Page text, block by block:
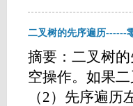
二叉树的先序遍历------
摘要：二叉树
空操作。如果
（2）先序遍